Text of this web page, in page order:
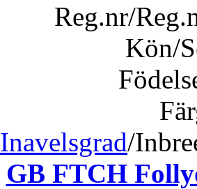
Reg.nr/
Kön/
Inavelsgrad/
GB FTCH